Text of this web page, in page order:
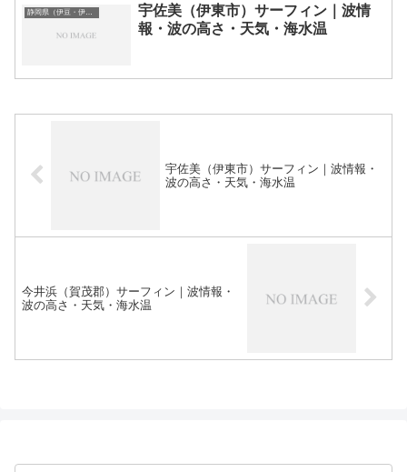
静岡県（伊豆・伊東）のサーフィン波情報・ポイント・スポット一覧
宇佐美（伊東市）サーフィン｜波情
報・波の高さ・天気・海水温
宇佐美（伊東市）サーフィン｜波情報・
波の高さ・天気・海水温
今井浜（賀茂郡）サーフィン｜波情報・
波の高さ・天気・海水温